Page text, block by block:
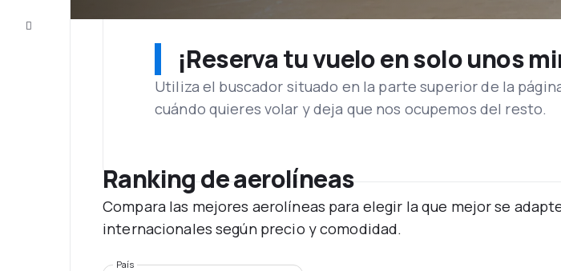
Atención
¡Reserva tu vuelo en solo unos
Utiliza el buscador situado en la parte superior de la
cuándo quieres volar y deja que nos ocupemos del resto.
Ranking de aerolíneas
Compara las mejores aerolíneas para elegir la que mejor se
internacionales según precio y comodidad.
País